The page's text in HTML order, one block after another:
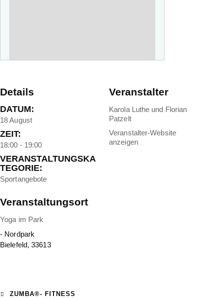
Details
DATUM:
18 August
ZEIT:
18:00 - 19:00
VERANSTALTUNGSKA
TEGORIE:
Sportangebote
Veranstaltungsort
Yoga im Park
- Nordpark
Bielefeld, 33613
Veranstalter
Karola Luthe und Florian
Patzelt
Veranstalter-Website
anzeigen
ZUMBA®- FITNESS